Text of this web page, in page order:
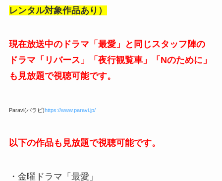
レンタル対象作品あり）
現在放送中のドラマ「最愛」と同じスタッフ陣の
ドラマ「リバース」「夜行観覧車」「Nのために」
も見放題で視聴可能です。
Paravi(パラビ)https://www.paravi.jp/
以下の作品も見放題で視聴可能です。
・金曜ドラマ「最愛」